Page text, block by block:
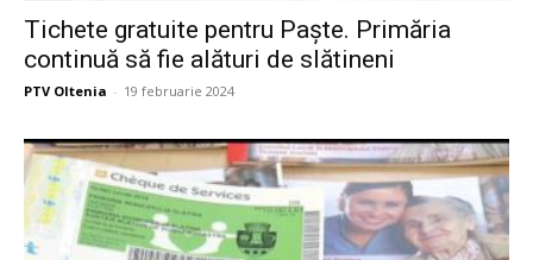
Tichete gratuite pentru Paște. Primăria
continuă să fie alături de slătineni
PTV Oltenia - 19 februarie 2024